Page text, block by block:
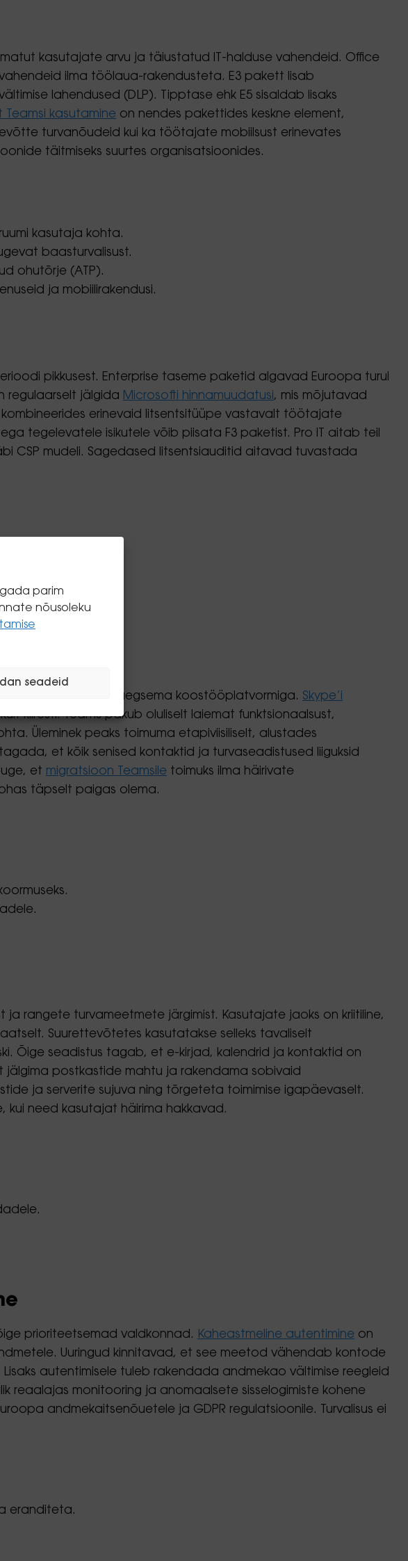
parim
nõusoleku
seadeid
kasutajate arvu ja täiustatud IT-halduse vahendeid. Office
ilma töölaua-rakendusteta. E3 pakett lisab
lahendused (DLP). Tipptase ehk E5 sisaldab lisaks
Teamsi kasutamine on nendes pakettides keskne element,
turvanõudeid kui ka töötajate mobiilsust erinevates
täitmiseks suurtes organisatsioonides.
kasutaja kohta.
baasturvalisust.
ohutõrje (ATP).
ja mobiilirakendusi.
pikkusest. Enterprise taseme paketid algavad Euroopa turul
regulaarselt jälgida Microsofti hinnamuudatusi, mis mõjutavad
erinevaid litsentsitüüpe vastavalt töötajate
tegelevatele isikutele võib piisata F3 paketist. Pro IT aitab teil
CSP mudeli. Sagedased litsentsiauditid aitavad tuvastada
for Business kaasaegsema koostööplatvormiga. Skype’i
kiiresti. Teams pakub oluliselt laiemat funktsionaalsust,
Üleminek peaks toimuma etapiviisiliselt, alustades
et kõik senised kontaktid ja turvaseadistused liiguksid
et migratsioon Teamsile toimuks ilma häirivate
täpselt paigas olema.
ja rangete turvameetmete järgimist. Kasutajate jaoks on kriitiline,
Suurettevõtetes kasutatakse selleks tavaliselt
Õige seadistus tagab, et e-kirjad, kalendrid ja kontaktid on
postkastide mahtu ja rakendama sobivaid
ja serverite sujuva ning tõrgeteta toimimise igapäevaselt.
kui need kasutajat häirima hakkavad.
prioriteetsemad valdkonnad. Kaheastmeline autentimine on
Uuringud kinnitavad, et see meetod vähendab kontode
autentimisele tuleb rakendada andmekao vältimise reegleid
reaalajas monitooring ja anomaalsete sisselogimiste kohene
andmekaitsenõuetele ja GDPR regulatsioonile. Turvalisus ei
eranditeta.